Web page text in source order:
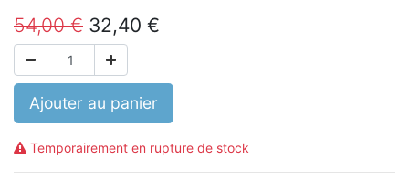
54,00€ 32,40 €
Ajouter au panier
Temporairement en rupture de stock